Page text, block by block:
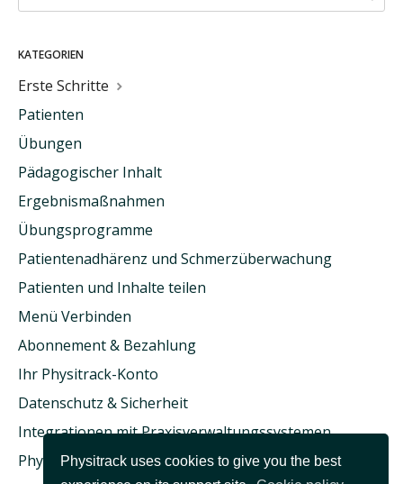
Physitrack uses cookies to give you the best
KATEGORIEN
Erste Schritte
Patienten
Übungen
Pädagogischer Inhalt
Ergebnismaßnahmen
Übungsprogramme
Patientenadhärenz und Schmerzüberwachung
Patienten und Inhalte teilen
Menü Verbinden
Abonnement & Bezahlung
Ihr Physitrack-Konto
Datenschutz & Sicherheit
Integrationen mit Praxisverwaltungssystemen
Physitrack & Krankenversicherung